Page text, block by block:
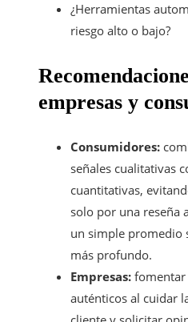
¿Herramientas
riesgo alto o bajo?
empresas y
Consumidores:
señales cualitativas
cuantitativas,
solo por una reseña
un simple promedio
más profundo.
Empresas:
auténticos al cuidar